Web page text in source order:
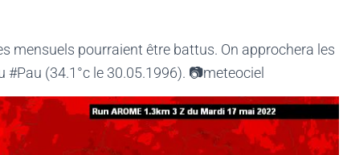
mensuels pourraient être battus. On approchera les
#Pau (34.1°c le 30.05.1996). 📷meteociel